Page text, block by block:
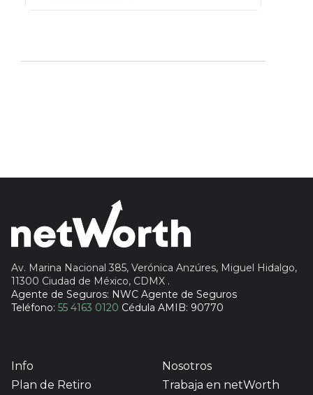
Insignia Life
reasigna
Av. Marina Nacional 385, Verónica Anzúres, Miguel Hidalgo,
11300 Ciudad de México, CDMX .
Agente de Seguros: NWC Agente de Seguros
Teléfono: 55 4163 0120 Cédula AMIB: 90770
Info
Plan de Retiro
Nosotros
Trabaja en netWorth